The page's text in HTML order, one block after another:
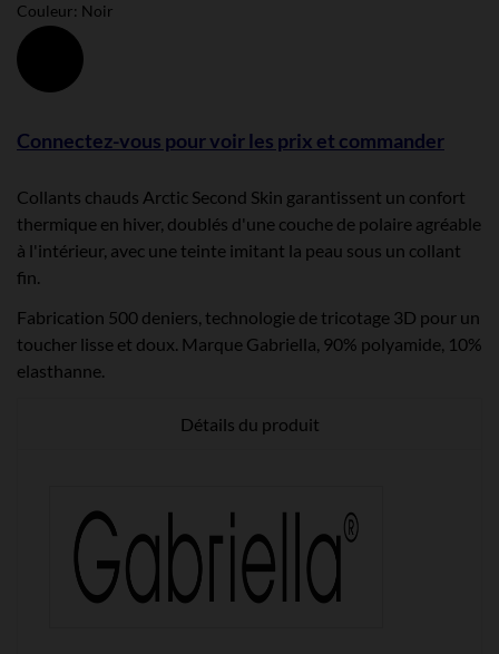
Couleur: Noir
Connectez-vous pour voir les prix et commander
Collants chauds Arctic Second Skin garantissent un confort
thermique en hiver, doublés d'une couche de polaire agréable
à l'intérieur, avec une teinte imitant la peau sous un collant
fin.
Fabrication 500 deniers, technologie de tricotage 3D pour un
toucher lisse et doux. Marque Gabriella, 90% polyamide, 10%
elasthanne.
Détails du produit